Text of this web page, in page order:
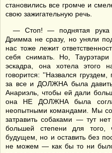
становились все громче и
свою зажигательную речь.
— Стоп! — поднятая рука
Дримма не сразу, но уняли
нас тоже лежит
себя снимать. Но,
эскадра, она хотела этого
говорится: ''Назвался
за все и ДОЛЖНА была
Анариэль, чтобы ей дали
она НЕ ДОЛЖНА была
неопытными командами. Мы
затравить собаками — тут
большей степени для того,
будущем, но и оставить без
не можем — как бы то ни